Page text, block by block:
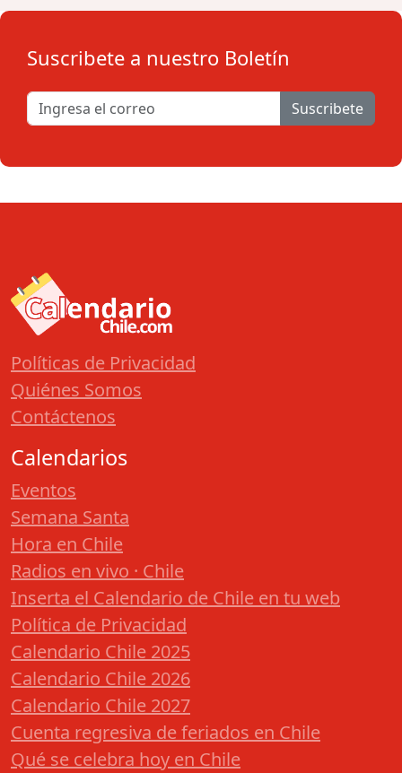
Suscribete a nuestro Boletín
Suscribete
Políticas de Privacidad
Quiénes Somos
Contáctenos
Calendarios
Eventos
Semana Santa
Hora en Chile
Radios en vivo · Chile
Inserta el Calendario de Chile en tu web
Política de Privacidad
Calendario Chile 2025
Calendario Chile 2026
Calendario Chile 2027
Cuenta regresiva de feriados en Chile
Qué se celebra hoy en Chile